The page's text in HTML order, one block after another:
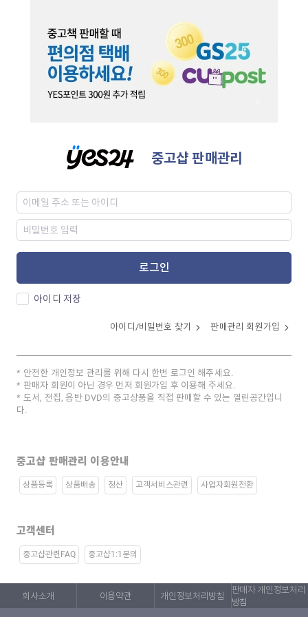
중고샵 판매관리
로그인
아이디 저장
아이디/비밀번호 찾기 판매관리 회원가입
안전한 개인정보 관리를 위해 다시 한번 로그인 해주세요.
판매자 회원이 아닌 경우 먼저 회원가입 후 이용해 주세요.
도서, 전집, 음반 DVD의 중고상품을 직접 판매할 수 있는 열린공간입니
다.
중고샵 판매관리 이용안내
상품등록 상품배송 정산 고객서비스관련 사업자회원전환
고객센터
중고샵관련FAQ 중고샵1:1문의
회사소개 이용약관 개인정보처리방침
판매자 개인정보처리
방침